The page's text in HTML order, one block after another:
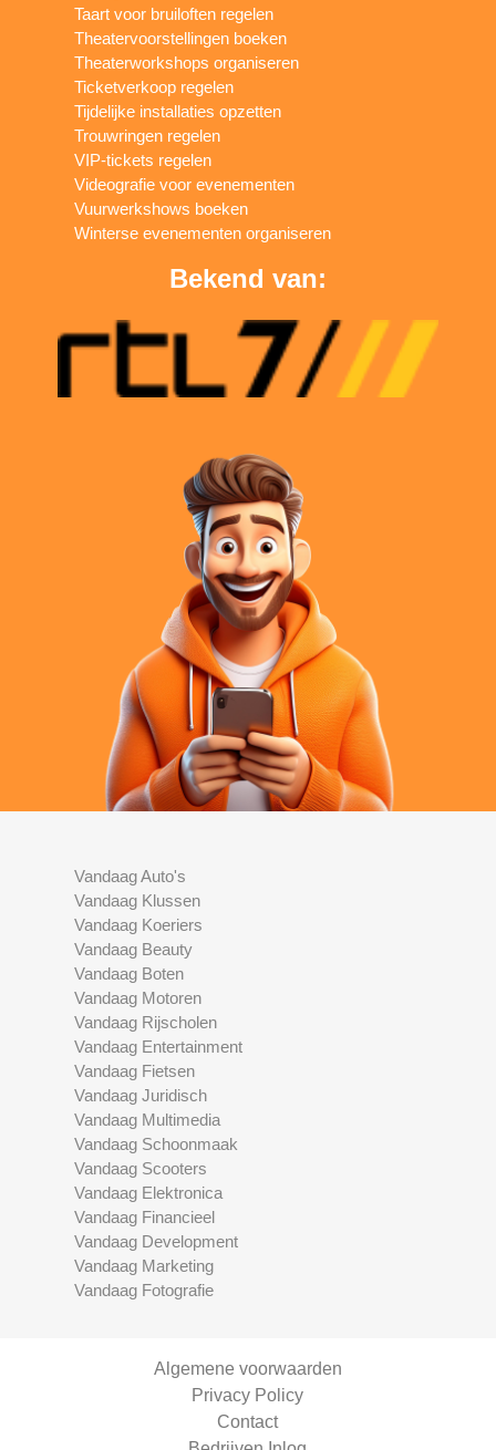
Taart voor bruiloften regelen
Theatervoorstellingen boeken
Theaterworkshops organiseren
Ticketverkoop regelen
Tijdelijke installaties opzetten
Trouwringen regelen
VIP-tickets regelen
Videografie voor evenementen
Vuurwerkshows boeken
Winterse evenementen organiseren
Bekend van:
Vandaag Auto's
Vandaag Klussen
Vandaag Koeriers
Vandaag Beauty
Vandaag Boten
Vandaag Motoren
Vandaag Rijscholen
Vandaag Entertainment
Vandaag Fietsen
Vandaag Juridisch
Vandaag Multimedia
Vandaag Schoonmaak
Vandaag Scooters
Vandaag Elektronica
Vandaag Financieel
Vandaag Development
Vandaag Marketing
Vandaag Fotografie
Algemene voorwaarden
Privacy Policy
Contact